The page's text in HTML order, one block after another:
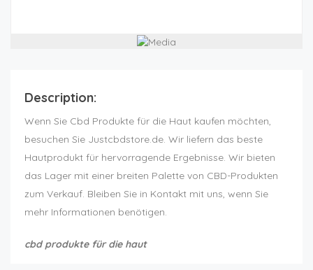
Description:
Wenn Sie Cbd Produkte für die Haut kaufen möchten,
besuchen Sie Justcbdstore.de. Wir liefern das beste
Hautprodukt für hervorragende Ergebnisse. Wir bieten
das Lager mit einer breiten Palette von CBD-Produkten
zum Verkauf. Bleiben Sie in Kontakt mit uns, wenn Sie
mehr Informationen benötigen.
cbd produkte für die haut